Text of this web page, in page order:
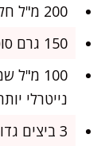
200 מ"ל חלב קוקוס (מלא, לא לייט)
150 גרם סוכר חום כהה
100
נייטרלי
3 ביצים גדולות